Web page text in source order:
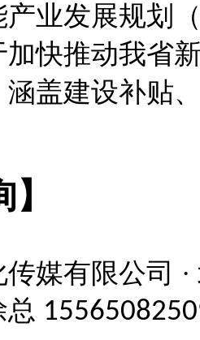
产业发展规划
快推动我省
涵盖建设补贴
媒有限公司
总